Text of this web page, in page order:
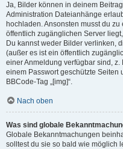
Ja, Bilder können in deinem
Administration Dateianhänge
hochladen. Ansonsten musst du
öffentlich zugänglichen Server
Du kannst weder Bilder verlinken,
(außer es ist ein öffentlich
einer Anmeldung verfügbar sind,
einem Passwort geschützte Seiten
BBCode-Tag „[img]“.
Nach oben
Was sind globale
Globale Bekanntmachungen
solltest du sie so bald wie möglich